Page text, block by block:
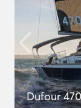
Dufour 470